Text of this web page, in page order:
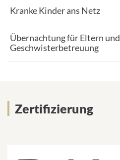
Kranke Kinder ans Netz
Übernachtung für Eltern und
Geschwisterbetreuung
Zertifizierung